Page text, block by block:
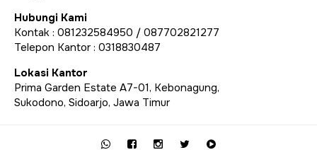
Hubungi Kami
Kontak : 081232584950 / 087702821277
Telepon Kantor : 0318830487
Lokasi Kantor
Prima Garden Estate A7-01, Kebonagung,
Sukodono, Sidoarjo, Jawa Timur